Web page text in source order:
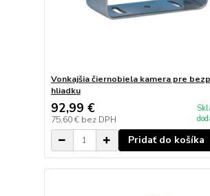
Vonkajšia čiernobiela kamera pre
hliadku
92,99 €
75,60 € bez DPH
Pridať do košíka